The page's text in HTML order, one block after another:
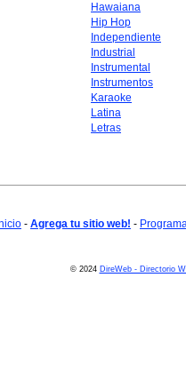
Hawaiana
Hip Hop
Independiente
Industrial
Instrumental
Instrumentos
Karaoke
Latina
Letras
- Agrega tu sitio web! -
© 2024 DireWeb - Directorio